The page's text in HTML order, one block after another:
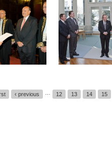
‹ previous 12 13 14 15